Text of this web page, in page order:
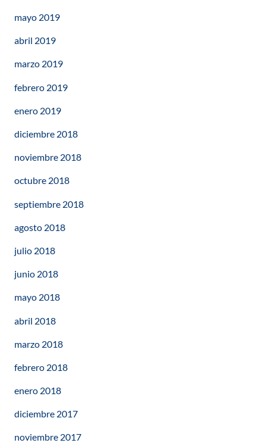
mayo 2019
abril 2019
marzo 2019
febrero 2019
enero 2019
diciembre 2018
noviembre 2018
octubre 2018
septiembre 2018
agosto 2018
julio 2018
junio 2018
mayo 2018
abril 2018
marzo 2018
febrero 2018
enero 2018
diciembre 2017
noviembre 2017